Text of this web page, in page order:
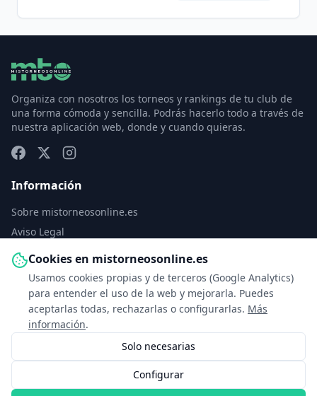
Cookies en mistorneosonline.es
Usamos cookies propias y de terceros (Google Analytics)
para entender el uso de la web y mejorarla. Puedes
aceptarlas todas, rechazarlas o configurarlas. Más
información.
Solo necesarias
Configurar
Organiza con nosotros los torneos y rankings de tu club de
una forma cómoda y sencilla. Podrás hacerlo todo a través de
nuestra aplicación web, donde y cuando quieras.
Información
Sobre mistorneosonline.es
Aviso Legal
Política de Privacidad
Política de Cookies
Configurar cookies
Contacto
info@mistorneosonline.es